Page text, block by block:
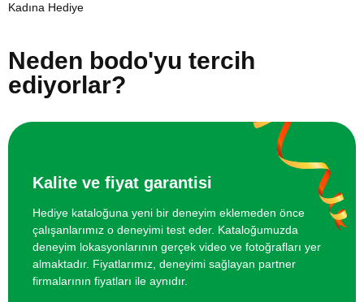
Online Heykel Kursu
Online Resim Kursu
Online Temel Sanat Tarihi Eğitimi
3000 TL
Kadına Hediye
Neden bodo'yu tercih
ediyorlar?
Kalite ve fiyat garantisi
Hediye kataloğuna yeni bir deneyim eklemeden önce
çalışanlarımız o deneyimi test eder. Kataloğumuzda
deneyim lokasyonlarının gerçek video ve fotoğrafları yer
almaktadır. Fiyatlarımız, deneyimi sağlayan partner
firmalarının fiyatları ile aynıdır.